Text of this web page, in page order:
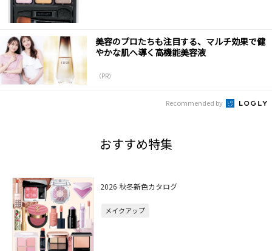
美容のプロたちも注目する、マルチ効果で健
やかな肌へ導く高機能美容液
（PR）
Recommended by
おすすめ特集
2026 秋冬新色カタログ
メイクアップ